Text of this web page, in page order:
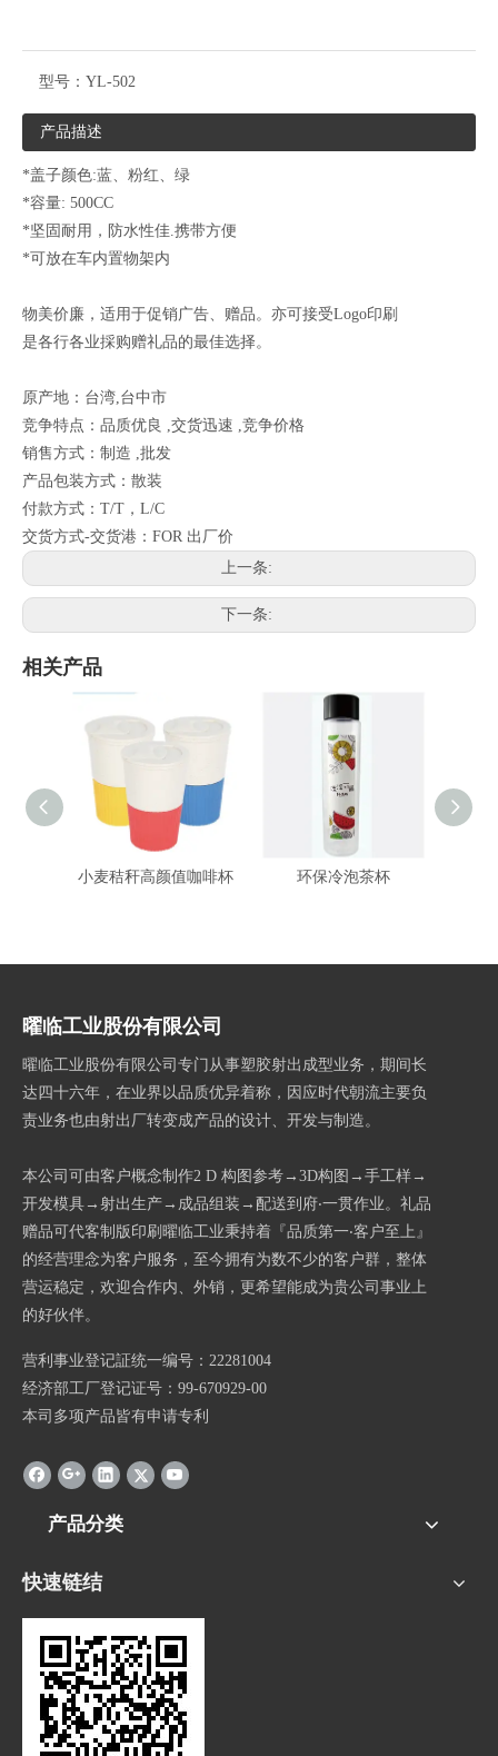
型号： YL-502
产品描述
*盖子颜色:蓝、粉红、绿
*容量: 500CC
*坚固耐用，防水性佳.携带方便
*可放在车内置物架内
物美价廉，适用于促销广告、赠品。亦可接受Logo印刷
是各行各业採购赠礼品的最佳选择。
原产地：台湾,台中市
竞争特点：品质优良 ,交货迅速 ,竞争价格
销售方式：制造 ,批发
产品包装方式：散装
付款方式：T/T，L/C
交货方式-交货港：FOR 出厂价
上一条:
下一条:
相关产品
小麦秸秆高颜值咖啡杯 环保冷泡茶杯
曜临工业股份有限公司
曜临工业股份有限公司专门从事塑胶射出成型业务，期间长
达四十六年，在业界以品质优异着称，因应时代朝流主要负
责业务也由射出厂转变成产品的设计、开发与制造。
本公司可由客户概念制作2 D 构图参考→3D构图→手工样→
开发模具→射出生产→成品组装→配送到府‧一贯作业。礼品
赠品可代客制版印刷曜临工业秉持着『品质第一‧客户至上』
的经营理念为客户服务，至今拥有为数不少的客户群，整体
营运稳定，欢迎合作内、外销，更希望能成为贵公司事业上
的好伙伴。
营利事业登记証统一编号：22281004
经济部工厂登记证号：99-670929-00
本司多项产品皆有申请专利
产品分类
快速链结